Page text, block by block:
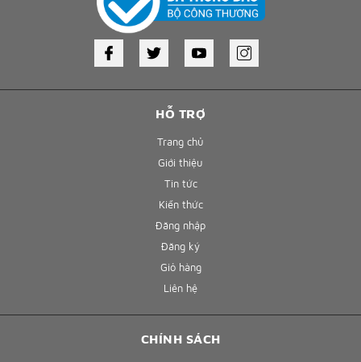
HỖ TRỢ
Trang chủ
Giới thiệu
Tin tức
Kiến thức
Đăng nhập
Đăng ký
Giỏ hàng
Liên hệ
CHÍNH SÁCH